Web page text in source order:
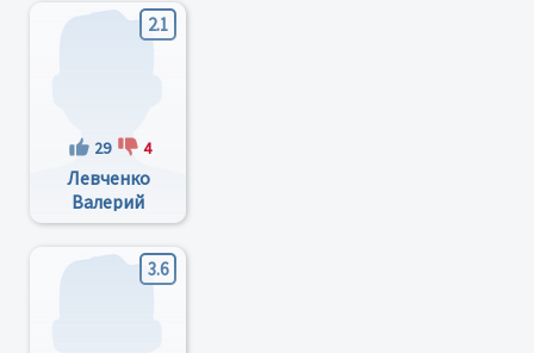
2.1
29 4
Левченко
Валерий
Валериевич
3.6